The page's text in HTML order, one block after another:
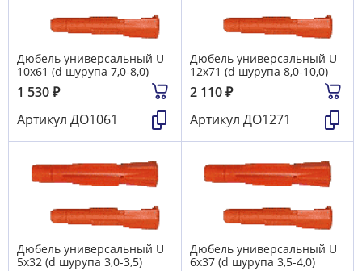
Дюбель универсальный U
10х61 (d шурупа 7,0-8,0)
1 530₽
Артикул ДО1061
Дюбель универсальный U
12х71 (d шурупа 8,0-10,0)
2 110₽
Артикул ДО1271
Дюбель универсальный U
5х32 (d шурупа 3,0-3,5)
Дюбель универсальный U
6х37 (d шурупа 3,5-4,0)